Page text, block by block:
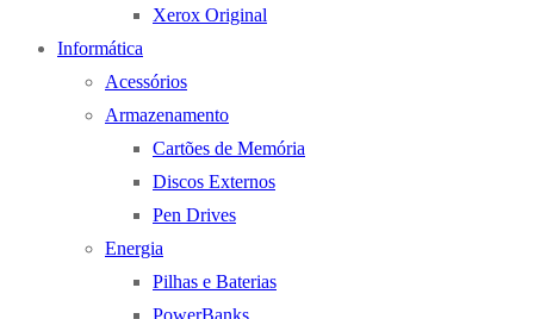
Xerox Original
Informática
Acessórios
Armazenamento
Cartões de Memória
Discos Externos
Pen Drives
Energia
Pilhas e Baterias
PowerBanks